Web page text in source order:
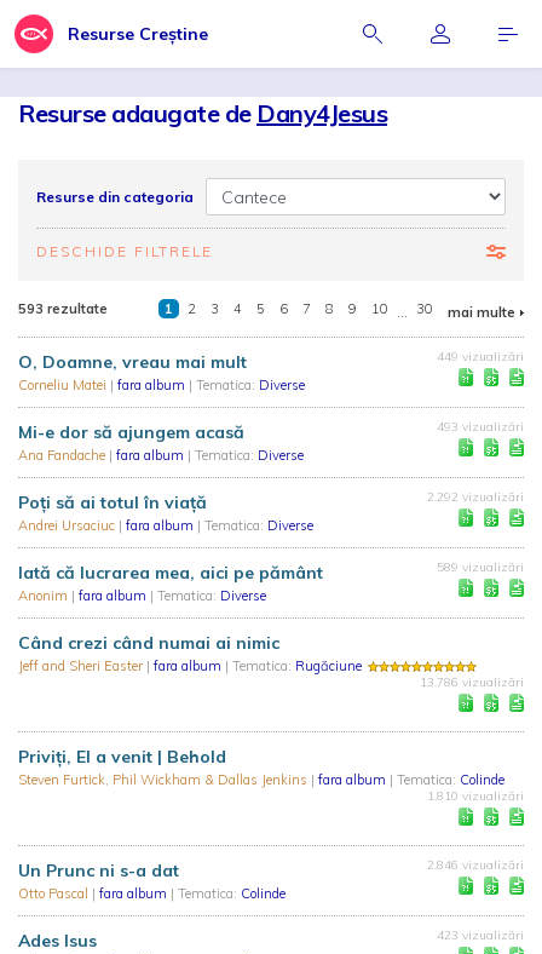
Resurse Creștine
Resurse adaugate de Dany4Jesus
Resurse din categoria
DESCHIDE FILTRELE
593 rezultate 1 2 3 4 5 6 7 8 9 10 ... 30 mai multe
O, Doamne, vreau mai mult
Corneliu Matei | fara album | Tematica: Diverse
449 vizualizări
Mi-e dor să ajungem acasă
Ana Fandache | fara album | Tematica: Diverse
493 vizualizări
Poți să ai totul în viață
Andrei Ursaciuc | fara album | Tematica: Diverse
2.292 vizualizări
Iată că lucrarea mea, aici pe pământ
Anonim | fara album | Tematica: Diverse
589 vizualizări
Când crezi când numai ai nimic
Jeff and Sheri Easter | fara album | Tematica: Rugăciune
13.786 vizualizări
Priviți, El a venit | Behold
Steven Furtick, Phil Wickham & Dallas Jenkins | fara album | Tematica: Colinde
1.810 vizualizări
Un Prunc ni s-a dat
Otto Pascal | fara album | Tematica: Colinde
2.846 vizualizări
Ades Isus 423 vizualizări